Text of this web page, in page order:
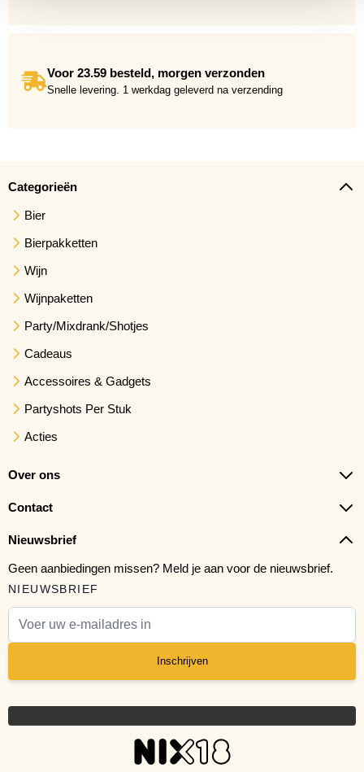
Voor 23.59 besteld, morgen verzonden
Snelle levering. 1 werkdag geleverd na verzending
Categorieën
Bier
Bierpakketten
Wijn
Wijnpaketten
Party/Mixdrank/Shotjes
Cadeaus
Accessoires & Gadgets
Partyshots Per Stuk
Acties
Over ons
Contact
Nieuwsbrief
Geen aanbiedingen missen? Meld je aan voor de nieuwsbrief.
NIEUWSBRIEF
Inschrijven